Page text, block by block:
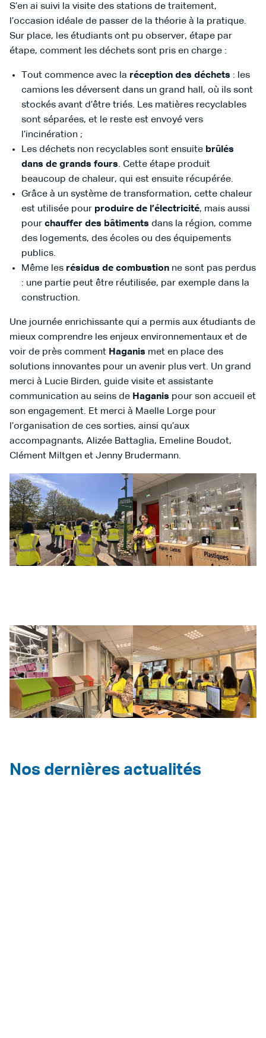
S’en ai suivi la visite des stations de traitement,
l’occasion idéale de passer de la théorie à la pratique.
Sur place, les étudiants ont pu observer, étape par
étape, comment les déchets sont pris en charge :
Tout commence avec la réception des déchets : les
camions les déversent dans un grand hall, où ils sont
stockés avant d’être triés. Les matières recyclables
sont séparées, et le reste est envoyé vers
l’incinération ;
Les déchets non recyclables sont ensuite brûlés
dans de grands fours. Cette étape produit
beaucoup de chaleur, qui est ensuite récupérée.
Grâce à un système de transformation, cette chaleur
est utilisée pour produire de l’électricité, mais aussi
pour chauffer des bâtiments dans la région, comme
des logements, des écoles ou des équipements
publics.
Même les résidus de combustion ne sont pas perdus
: une partie peut être réutilisée, par exemple dans la
construction.
Une journée enrichissante qui a permis aux étudiants de
mieux comprendre les enjeux environnementaux et de
voir de près comment Haganis met en place des
solutions innovantes pour un avenir plus vert. Un grand
merci à Lucie Birden, guide visite et assistante
communication au seins de Haganis pour son accueil et
son engagement. Et merci à Maelle Lorge pour
l’organisation de ces sorties, ainsi qu’aux
accompagnants, Alizée Battaglia, Emeline Boudot,
Clément Miltgen et Jenny Brudermann.
Nos dernières actualités